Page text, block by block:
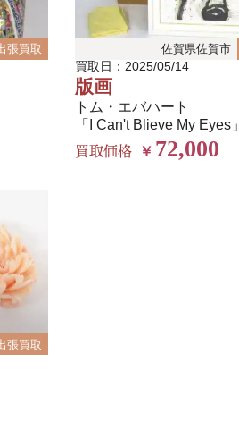
張買取
佐賀県佐賀市
買取日：2025/05/14
版画
トム・エバハート
「I Can't Blieve My Eyes」
買取価格 ￥ 72,000
張買取